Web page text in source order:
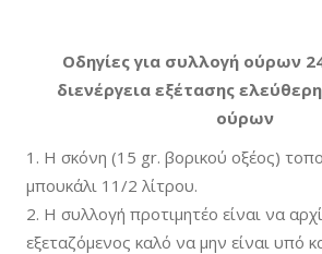
Οδηγίες για συλλογή ούρων
διενέργεια εξέτασης
ούρων
Η σκόνη (15 gr. βορικού οξέος)
μπουκάλι 11/2 λίτρου.
Η συλλογή προτιμητέο είναι να
εξεταζόμενος καλό να μην είναι υπό